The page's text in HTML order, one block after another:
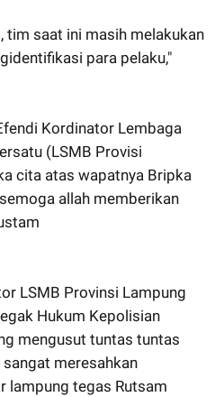
tim saat ini masih melakukan
para pelaku,"
Kordinator Lembaga
(LSMB Provisi
cita atas wapatnya Bripka
allah memberikan
LSMB Provinsi Lampung
Hukum Kepolisian
mengusut tuntas tuntas
meresahkan
lampung tegas Rutsam